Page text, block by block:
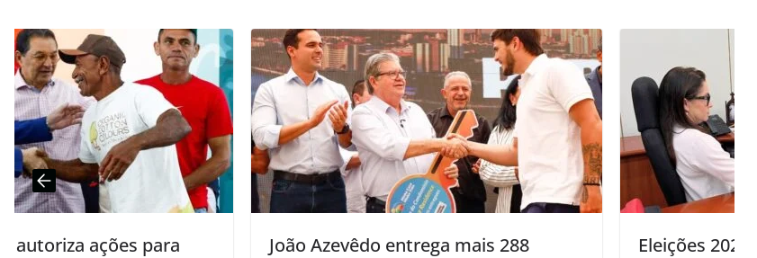
João Azevêdo entrega mais 288
Eleições 2026: TRE-PB vai pagar